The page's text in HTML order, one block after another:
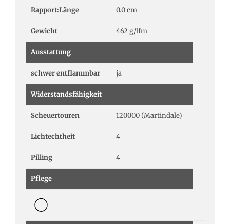
Rapport:Länge 0.0 cm
Gewicht 462 g/lfm
Ausstattung
schwer entflammbar ja
Widerstandsfähigkeit
Scheuertouren 120000 (Martindale)
Lichtechtheit 4
Pilling 4
Pflege